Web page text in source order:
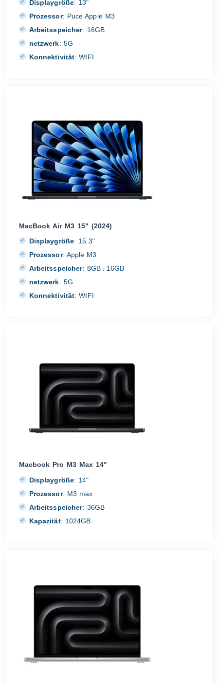
Displaygröße: 13"
Prozessor: Puce Apple M3
Arbeitsspeicher: 16GB
netzwerk: 5G
Konnektivität: WIFI
MacBook Air M3 15" (2024)
Displaygröße: 15.3"
Prozessor: Apple M3
Arbeitsspeicher: 8GB / 16GB
netzwerk: 5G
Konnektivität: WIFI
Macbook Pro M3 Max 14"
Displaygröße: 14"
Prozessor: M3 max
Arbeitsspeicher: 36GB
Kapazität: 1024GB